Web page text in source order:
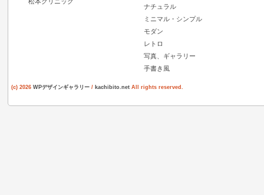
ナチュラル
ミニマル・シンプル
モダン
レトロ
写真、ギャラリー
手書き風
(c) 2026 WPデザインギャラリー / kachibito.net All rights reserved.